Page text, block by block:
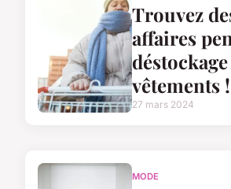
Trouvez
affaires
vêtements !
27 mars 2024
MODE